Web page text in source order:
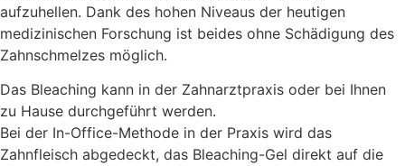
aufzuhellen. Dank des hohen Niveaus der heutigen
medizinischen Forschung ist beides ohne Schädigung des
Zahnschmelzes möglich.
Das Bleaching kann in der Zahnarztpraxis oder bei Ihnen
zu Hause durchgeführt werden.
Bei der In-Office-Methode in der Praxis wird das
Zahnfleisch abgedeckt, das Bleaching-Gel direkt auf die